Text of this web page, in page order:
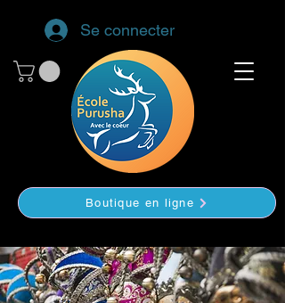
Se connecter
Boutique en ligne